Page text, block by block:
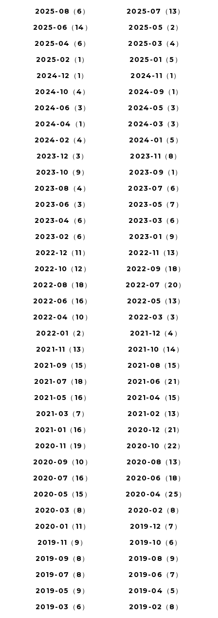
2025-08（6）
2025-07（13）
2025-06（14）
2025-05（2）
2025-04（6）
2025-03（4）
2025-02（1）
2025-01（5）
2024-12（1）
2024-11（1）
2024-10（4）
2024-09（1）
2024-06（3）
2024-05（3）
2024-04（1）
2024-03（3）
2024-02（4）
2024-01（5）
2023-12（3）
2023-11（8）
2023-10（9）
2023-09（1）
2023-08（4）
2023-07（6）
2023-06（3）
2023-05（7）
2023-04（6）
2023-03（6）
2023-02（6）
2023-01（9）
2022-12（11）
2022-11（13）
2022-10（12）
2022-09（18）
2022-08（18）
2022-07（20）
2022-06（16）
2022-05（13）
2022-04（10）
2022-03（3）
2022-01（2）
2021-12（4）
2021-11（13）
2021-10（14）
2021-09（15）
2021-08（15）
2021-07（18）
2021-06（21）
2021-05（16）
2021-04（15）
2021-03（7）
2021-02（13）
2021-01（16）
2020-12（21）
2020-11（19）
2020-10（22）
2020-09（10）
2020-08（13）
2020-07（16）
2020-06（18）
2020-05（15）
2020-04（25）
2020-03（8）
2020-02（8）
2020-01（11）
2019-12（7）
2019-11（9）
2019-10（6）
2019-09（8）
2019-08（9）
2019-07（8）
2019-06（7）
2019-05（9）
2019-04（5）
2019-03（6）
2019-02（8）